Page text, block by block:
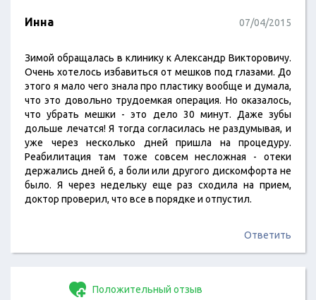
Инна 07/04/2015
Зимой обращалась в клинику к Александр Викторовичу.
Очень хотелось избавиться от мешков под глазами. До
этого я мало чего знала про пластику вообще и думала,
что это довольно трудоемкая операция. Но оказалось,
что убрать мешки - это дело 30 минут. Даже зубы
дольше лечатся! Я тогда согласилась не раздумывая, и
уже через несколько дней пришла на процедуру.
Реабилитация там тоже совсем несложная - отеки
держались дней 6, а боли или другого дискомфорта не
было. Я через недельку еще раз сходила на прием,
доктор проверил, что все в порядке и отпустил.
Ответить
Положительный отзыв